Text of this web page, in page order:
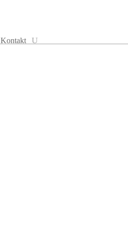
Kontakt